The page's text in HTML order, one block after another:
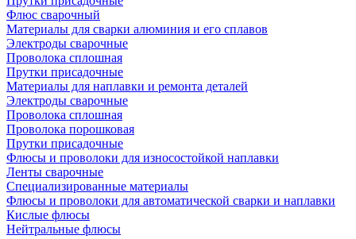
Флюс сварочный
Материалы для сварки алюминия и его сплавов
Электроды сварочные
Проволока сплошная
Прутки присадочные
Материалы для наплавки и ремонта деталей
Электроды сварочные
Проволока сплошная
Проволока порошковая
Прутки присадочные
Флюсы и проволоки для износостойкой наплавки
Ленты сварочные
Специализированные материалы
Флюсы и проволоки для автоматической сварки и наплавки
Кислые флюсы
Нейтральные флюсы